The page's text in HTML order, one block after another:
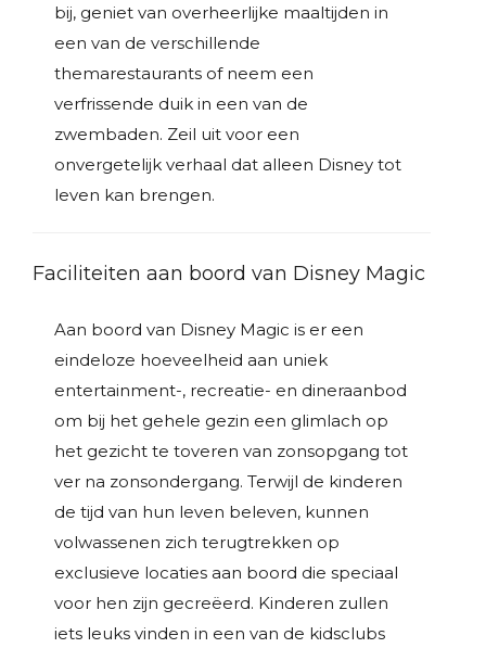
bij, geniet van overheerlijke maaltijden in
een van de verschillende
themarestaurants of neem een
verfrissende duik in een van de
zwembaden. Zeil uit voor een
onvergetelijk verhaal dat alleen Disney tot
leven kan brengen.
Faciliteiten aan boord van Disney Magic
Aan boord van Disney Magic is er een
eindeloze hoeveelheid aan uniek
entertainment-, recreatie- en dineraanbod
om bij het gehele gezin een glimlach op
het gezicht te toveren van zonsopgang tot
ver na zonsondergang. Terwijl de kinderen
de tijd van hun leven beleven, kunnen
volwassenen zich terugtrekken op
exclusieve locaties aan boord die speciaal
voor hen zijn gecreëerd. Kinderen zullen
iets leuks vinden in een van de kidsclubs